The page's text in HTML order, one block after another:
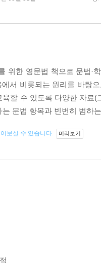
위한 영문법 책으로 문법·
서 비롯되는 원리를 바탕
육할 수 있도록 다양한 자료
문법 항목과 빈번히 범하
보실 수 있습니다. 미리보기